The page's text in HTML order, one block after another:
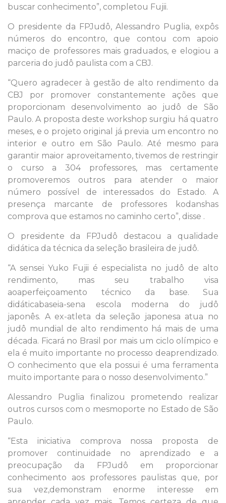
buscar conhecimento”, completou Fujii.
O presidente da FPJudô, Alessandro Puglia, expôs
números do encontro, que contou com apoio
maciço de professores mais graduados, e elogiou a
parceria do judô paulista com a CBJ.
“Quero agradecer à gestão de alto rendimento da
CBJ por promover constantemente ações que
proporcionam desenvolvimento ao judô de São
Paulo. A proposta deste workshop surgiu há quatro
meses, e o projeto original já previa um encontro no
interior e outro em São Paulo. Até mesmo para
garantir maior aproveitamento, tivemos de restringir
o curso a 304 professores, mas certamente
promoveremos outros para atender o maior
número possível de interessados do Estado. A
presença marcante de professores kodanshas
comprova que estamos no caminho certo”, disse .
O presidente da FPJudô destacou a qualidade
didática da técnica da seleção brasileira de judô.
“A sensei Yuko Fujii é especialista no judô de alto
rendimento, mas seu trabalho visa
aoaperfeiçoamento técnico da base. Sua
didáticabaseia-sena escola moderna do judô
japonês. A ex-atleta da seleção japonesa atua no
judô mundial de alto rendimento há mais de uma
década. Ficará no Brasil por mais um ciclo olímpico e
ela é muito importante no processo deaprendizado.
O conhecimento que ela possui é uma ferramenta
muito importante para o nosso desenvolvimento.”
Alessandro Puglia finalizou prometendo realizar
outros cursos com o mesmoporte no Estado de São
Paulo.
“Esta iniciativa comprova nossa proposta de
promover continuidade no aprendizado e a
preocupação da FPJudô em proporcionar
conhecimento aos professores paulistas que, por
sua vez,demonstram enorme interesse em